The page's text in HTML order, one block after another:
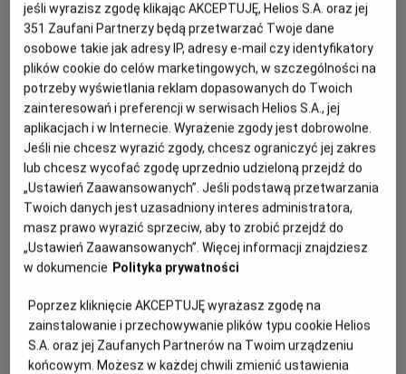
wysokiej klasy sprzęt nagłaśniający, dźwięk
cyfrowy DOLBY 5.1, srebrne ekrany najwyższej
światowej jakości 4K oraz technologię DepthQ.
Poza regularnym repertuarem, w którym
prezentowane są największe hity światowej
kinematografii, Helios prezentuje Widzom także
seanse specjalne takie jak: Kino Kobiet, Nocne
Maratony Filmowe, Kino Konesera czy Helios dla
Dzieci.
W kinie funkcjonuje także bar kinowy, który oferuje
Widzom świeży popcorn, napoje oraz duży wybór
jeśli wyrazisz zgodę klikając AKCEPTUJĘ, Helios S.A. oraz jej
351 Zaufani Partnerzy będą przetwarzać Twoje dane
osobowe takie jak adresy IP, adresy e-mail czy identyfikatory
plików cookie do celów marketingowych, w szczególności na
potrzeby wyświetlania reklam dopasowanych do Twoich
zainteresowań i preferencji w serwisach Helios S.A., jej
aplikacjach i w Internecie. Wyrażenie zgody jest dobrowolne.
Jeśli nie chcesz wyrazić zgody, chcesz ograniczyć jej zakres
lub chcesz wycofać zgodę uprzednio udzieloną przejdź do
„Ustawień Zaawansowanych”. Jeśli podstawą przetwarzania
Twoich danych jest uzasadniony interes administratora,
masz prawo wyrazić sprzeciw, aby to zrobić przejdź do
„Ustawień Zaawansowanych”. Więcej informacji znajdziesz
w dokumencie Polityka prywatności
Poprzez kliknięcie AKCEPTUJĘ wyrażasz zgodę na
zainstalowanie i przechowywanie plików typu cookie Helios
S.A. oraz jej Zaufanych Partnerów na Twoim urządzeniu
końcowym. Możesz w każdej chwili zmienić ustawienia